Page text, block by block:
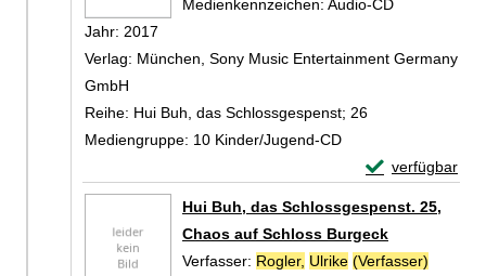
Medienkennzeichen: Audio-CD
Jahr: 2017
Verlag: München, Sony Music Entertainment Germany
GmbH
Reihe: Hui Buh, das Schlossgespenst; 26
Mediengruppe: 10 Kinder/Jugend-CD
verfügbar
Exemplar-
Hui Buh, das Schlossgespenst. 25,
Chaos auf Schloss Burgeck
Verfasser: Rogler, Ulrike (Verfasser)